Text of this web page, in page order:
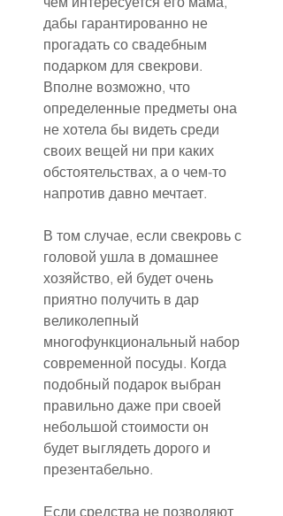
дабы гарантированно не
прогадать со свадебным
подарком для свекрови.
Вполне возможно, что
определенные предметы она
не хотела бы видеть среди
своих вещей ни при каких
обстоятельствах, а о чем-то
напротив давно мечтает.
В том случае, если свекровь с
головой ушла в домашнее
хозяйство, ей будет очень
приятно получить в дар
великолепный
многофункциональный набор
современной посуды. Когда
подобный подарок выбран
правильно даже при своей
небольшой стоимости он
будет выглядеть дорого и
презентабельно.
Если средства не позволяют